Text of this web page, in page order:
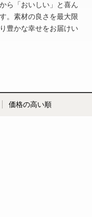
ら「おいしい」と喜ん
。素材の良さを最大限
豊かな幸せをお届けい
価格の高い順